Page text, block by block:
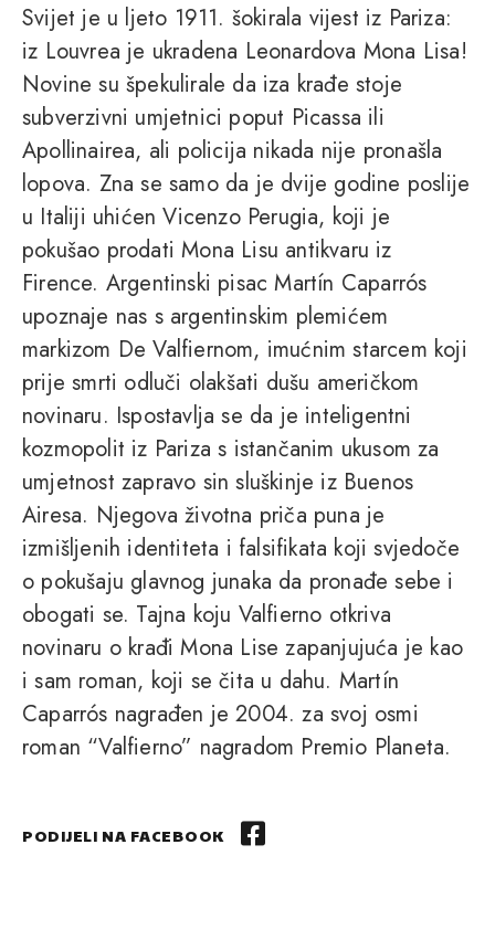
Svijet je u ljeto 1911. šokirala vijest iz Pariza:
iz Louvrea je ukradena Leonardova Mona Lisa!
Novine su špekulirale da iza krađe stoje
subverzivni umjetnici poput Picassa ili
Apollinairea, ali policija nikada nije pronašla
lopova. Zna se samo da je dvije godine poslije
u Italiji uhićen Vicenzo Perugia, koji je
pokušao prodati Mona Lisu antikvaru iz
Firence. Argentinski pisac Martín Caparrós
upoznaje nas s argentinskim plemićem
markizom De Valfiernom, imućnim starcem koji
prije smrti odluči olakšati dušu američkom
novinaru. Ispostavlja se da je inteligentni
kozmopolit iz Pariza s istančanim ukusom za
umjetnost zapravo sin sluškinje iz Buenos
Airesa. Njegova životna priča puna je
izmišljenih identiteta i falsifikata koji svjedoče
o pokušaju glavnog junaka da pronađe sebe i
obogati se. Tajna koju Valfierno otkriva
novinaru o krađi Mona Lise zapanjujuća je kao
i sam roman, koji se čita u dahu. Martín
Caparrós nagrađen je 2004. za svoj osmi
roman “Valfierno” nagradom Premio Planeta.
PODIJELI NA FACEBOOK